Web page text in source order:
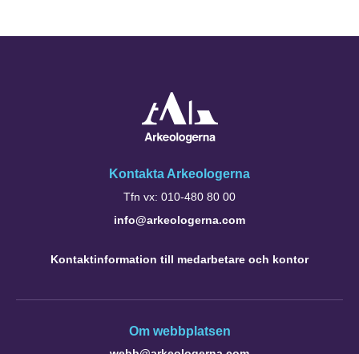
Kontakta Arkeologerna
Tfn vx: 010-480 80 00
info@arkeologerna.com
Kontaktinformation till medarbetare och kontor
Om webbplatsen